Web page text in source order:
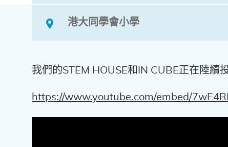
港大同學會小學
我們的STEM HOUSE和IN CUBE正在陸續
https://www.youtube.com/embed/